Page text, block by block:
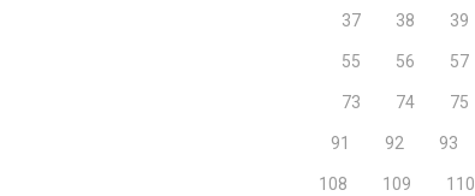
37 38 39
55 56 57
73 74 75
91 92 93
108 109 110